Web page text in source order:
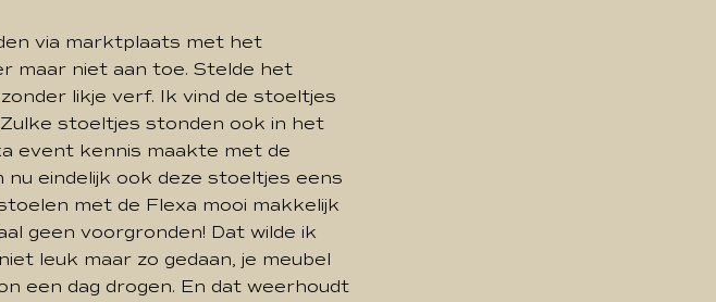
via marktplaats met het
maar niet aan toe. Stelde het
likje verf. Ik vind de stoeltjes
stoeltjes stonden ook in het
event kennis maakte met de
nu eindelijk ook deze stoeltjes eens
met de Flexa mooi makkelijk
geen voorgronden! Dat wilde ik
leuk maar zo gedaan, je meubel
een dag drogen. En dat weerhoudt